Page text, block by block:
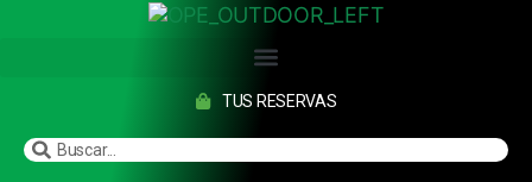
TUS RESERVAS